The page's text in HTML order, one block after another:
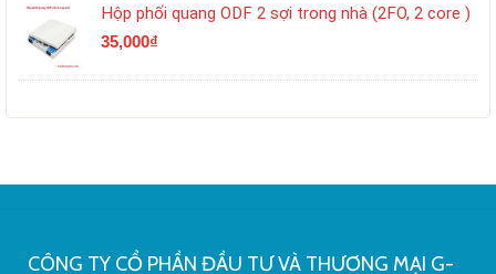
Hộp phối quang ODF 2 sợi trong nhà (2FO, 2 core )
35,000₫
CÔNG TY CỔ PHẦN ĐẦU TƯ VÀ THƯƠNG MẠI G-